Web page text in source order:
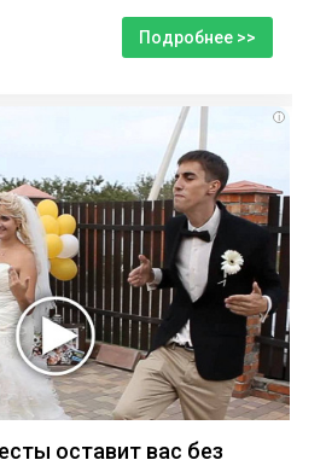
Подробнее >>
i
оставит вас без